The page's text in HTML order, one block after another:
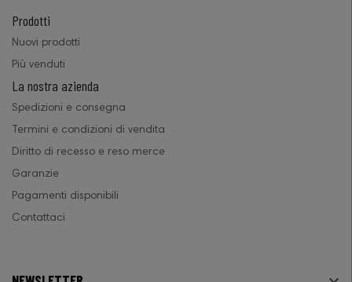
Prodotti
Nuovi prodotti
Più venduti
La nostra azienda
Spedizioni e consegna
Termini e condizioni di vendita
Diritto di recesso e reso merce
Garanzie
Pagamenti disponibili
Contattaci